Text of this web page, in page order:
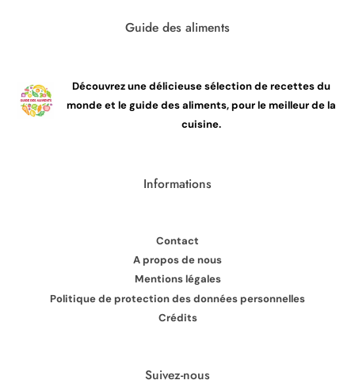
Guide des aliments
Découvrez une délicieuse sélection de recettes du
monde et le guide des aliments, pour le meilleur de la
cuisine.
Informations
Contact
A propos de nous
Mentions légales
Politique de protection des données personnelles
Crédits
Suivez-nous